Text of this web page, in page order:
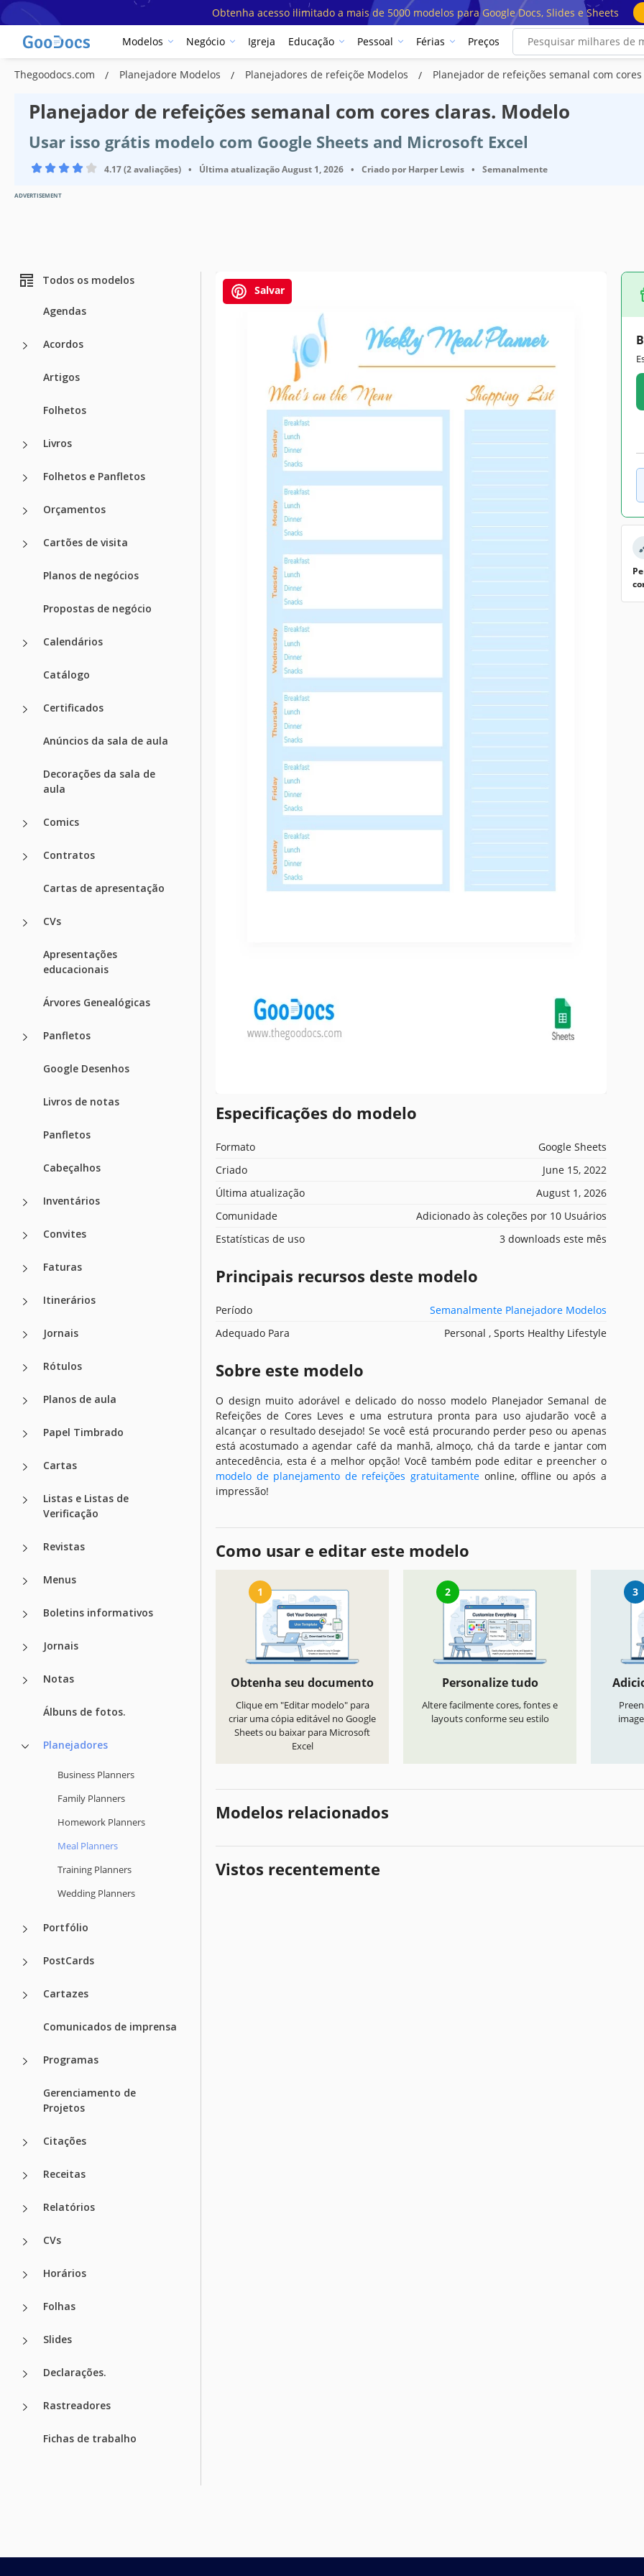
Obtenha acesso ilimitado a mais de 5000 modelos para Google Docs, Slides e Sheets
Modelos Negócio Igreja Educação Pessoal Férias Preços
Thegoodocs.com Planejadore Modelos Planejadores de refeiçõe Modelos Planejador de refeições semanal com
Planejador de refeições semanal com cores claras. Modelo
Usar isso grátis modelo com Google Sheets and Microsoft Excel
4.17 (2 avaliações) • Última atualizaçãoAugust 1, 2026 • Criado por Harper Lewis • Semanalmente
ADVERTISEMENT
Todos os modelos
Agendas
Acordos
Artigos
Folhetos
Livros
Folhetos e Panfletos
Orçamentos
Cartões de visita
Planos de negócios
Propostas de negócio
Calendários
Catálogo
Certificados
Anúncios da sala de aula
Decorações da sala de
aula
Comics
Contratos
Cartas de apresentação
CVs
Apresentações
educacionais
Árvores Genealógicas
Panfletos
Google Desenhos
Livros de notas
Panfletos
Cabeçalhos
Inventários
Convites
Faturas
Itinerários
Jornais
Rótulos
Planos de aula
Papel Timbrado
Cartas
Listas e Listas de
Verificação
Revistas
Menus
Boletins informativos
Jornais
Notas
Álbuns de fotos.
Planejadores
Business Planners
Family Planners
Homework Planners
Meal Planners
Training Planners
Wedding Planners
Portfólio
PostCards
Cartazes
Comunicados de imprensa
Programas
Gerenciamento de
Projetos
Citações
Receitas
Relatórios
CVs
Horários
Folhas
Slides
Declarações.
Rastreadores
Fichas de trabalho
Salvar
Especificações do modelo
Formato
Google Sheets
Criado
June 15, 2022
Última atualização
August 1, 2026
Comunidade
Adicionado às coleções por 10 Usuários
Estatísticas de uso
3 downloads este mês
Principais recursos deste modelo
Período
Semanalmente Planejadore Modelos
Adequado Para
Personal , Sports Healthy Lifestyle
Sobre este modelo
O design muito adorável e delicado do nosso modelo Planejador Semanal de
Refeições de Cores Leves e uma estrutura pronta para uso ajudarão você a
alcançar o resultado desejado! Se você está procurando perder peso ou apenas
está acostumado a agendar café da manhã, almoço, chá da tarde e jantar com
antecedência, esta é a melhor opção! Você também pode editar e preencher o
modelo de planejamento de refeições gratuitamente online, offline ou após a
impressão!
Como usar e editar este modelo
1
Obtenha seu documento
Clique em "Editar modelo" para
criar uma cópia editável no Google
Sheets ou baixar para Microsoft
Excel
2
Personalize tudo
Altere facilmente cores, fontes e
layouts conforme seu estilo
3
Modelos relacionados
Vistos recentemente